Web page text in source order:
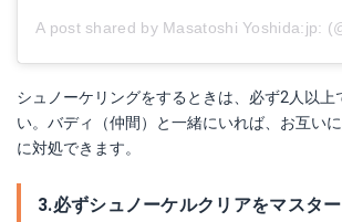
シュノーケリングをするときは、必ず2人以上
い。バディ（仲間）と一緒にいれば、お互い
に対処できます。
3.必ずシュノーケルクリアをマスタ